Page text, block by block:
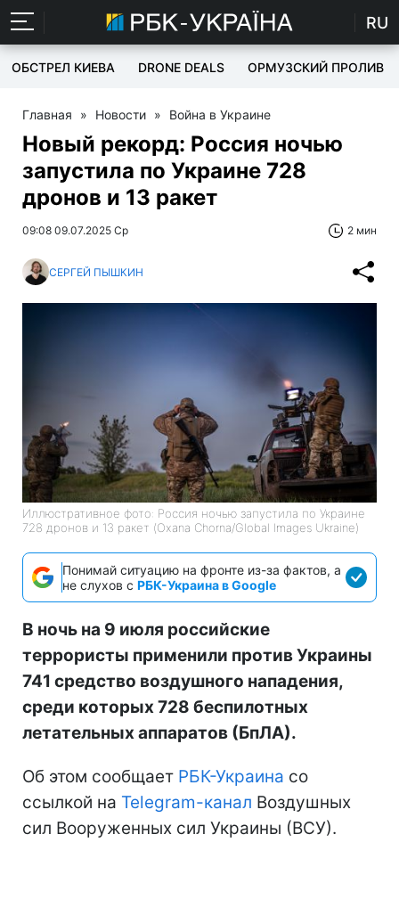
RU
ОБСТРЕЛ КИЕВА DRONE DEALS ОРМУЗСКИЙ ПРОЛИВ
Главная » Новости » Война в Украине
Новый рекорд: Россия ночью
запустила по Украине 728
дронов и 13 ракет
09:08 09.07.2025 Ср 2 мин
СЕРГЕЙ ПЫШКИН
Иллюстративное фото: Россия ночью запустила по Украине
728 дронов и 13 ракет (Oxana Chorna/Global Images Ukraine)
Понимай ситуацию на фронте из-за фактов, а
не слухов с РБК-Украина в Google
В ночь на 9 июля российские
террористы применили против Украины
741 средство воздушного нападения,
среди которых 728 беспилотных
летательных аппаратов (БпЛА).
Об этом сообщает РБК-Украина со
ссылкой на Telegram-канал Воздушных
сил Вооруженных сил Украины (ВСУ).